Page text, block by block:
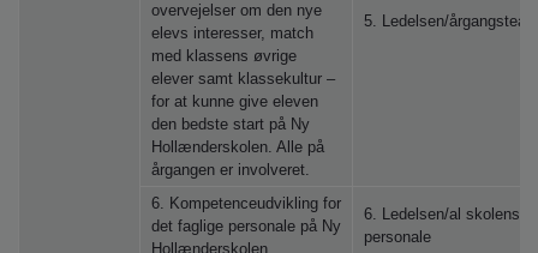
overvejelser om den nye
elevs interesser, match
med klassens øvrige
elever samt klassekultur –
for at kunne give eleven
den bedste start på Ny
Hollænderskolen. Alle på
årgangen er involveret.
5. Ledelsen/
6. Kompetenceudvikling for
det faglige personale på Ny
Hollænderskolen
6. Ledelsen/al skolens
personale